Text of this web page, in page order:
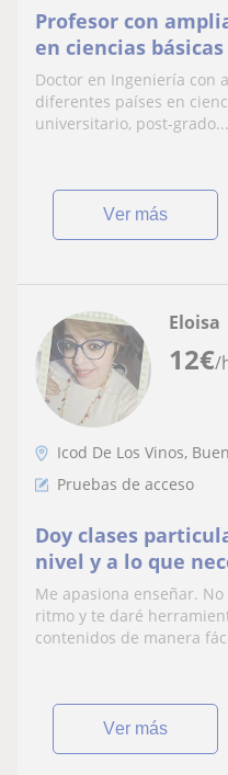
Profesor con
en ciencias
universitario y
Doctor en Ingeniería con
diferentes países en
universitario, post-grado...
ver más
12€/
Eloisa
Icod De Los Vinos,
Pruebas de acceso
Doy clases
nivel y a lo que
para pruebas de
medio o superior,
entre otros
Me apasiona enseñar.
ritmo y te daré
contenidos de manera
ver más